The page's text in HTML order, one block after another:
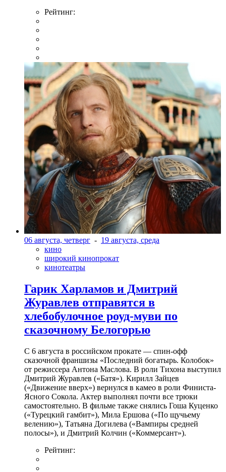
Рейтинг:
06 августа, четверг - 19 августа, среда
кино
широкий кинопрокат
кинотеатры
Гарик Харламов и Дмитрий
Журавлев отправятся в
хлебобулочное роуд-муви по
сказочному Белогорью
С 6 августа в российском прокате — спин-офф
сказочной франшизы «Последний богатырь. Колобок»
от режиссера Антона Маслова. В роли Тихона выступил
Дмитрий Журавлев («Батя»). Кирилл Зайцев
(«Движение вверх») вернулся в камео в роли Финиста-
Ясного Сокола. Актер выполнял почти все трюки
самостоятельно. В фильме также снялись Гоша Куценко
(«Турецкий гамбит»), Мила Ершова («По щучьему
велению»), Татьяна Догилева («Вампиры средней
полосы»), и Дмитрий Колчин («Коммерсант»).
Рейтинг: